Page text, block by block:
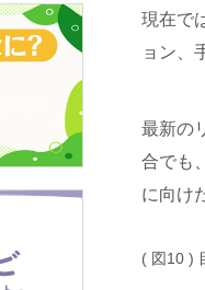
現在で
ョン、
最新の
合でも
に向け
( 図10 )